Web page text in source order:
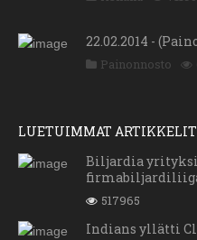
22.02.2014 -
Painonnosto
LUETUIMMAT ARTIKKELIT
Biljardia
517965
Indians yllätti